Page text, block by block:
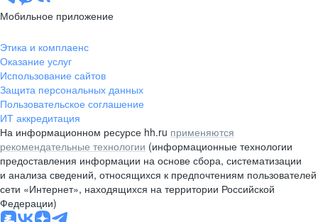
Мобильное приложение
Этика и комплаенс
Оказание услуг
Использование сайтов
Защита персональных данных
Пользовательское соглашение
ИТ аккредитация
На информационном ресурсе hh.ru применяются
рекомендательные технологии (информационные технологии
предоставления информации на основе сбора, систематизации
и анализа сведений, относящихся к предпочтениям пользователей
сети «Интернет», находящихся на территории Российской
Федерации)